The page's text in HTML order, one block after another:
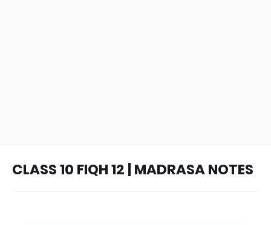
CLASS 10 FIQH 12 | MADRASA NOTES